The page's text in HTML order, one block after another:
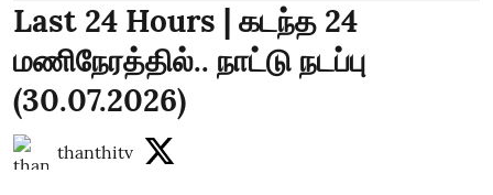
Last 24 Hours | கடந்த 24
மணிநேரத்தில்.. நாட்டு நடப்பு
(30.07.2026)
thanthitv